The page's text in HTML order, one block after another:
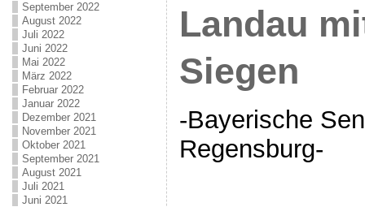
September 2022
August 2022
Juli 2022
Juni 2022
Mai 2022
März 2022
Februar 2022
Januar 2022
Dezember 2021
November 2021
Oktober 2021
September 2021
August 2021
Juli 2021
Juni 2021
Landau
Siegen
-Bayerische
Regensburg-